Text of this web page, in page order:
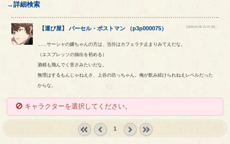
→詳細検索
【運び屋】パーセル・ ポストマン （p3p000075） [2019-01-06 21:37:21]
……サーシャの嬢ちゃんの方は、当分はカフェラテ止まりみてえだな。
（エスプレッソの抽出を初める）
酒精も飛んでく苦さみたいだな。
無理はするもんじゃねえさ、上谷の坊っちゃん。俺が飲み続けられねえレベルだった
からな。
キャラクターを選択してください。
1